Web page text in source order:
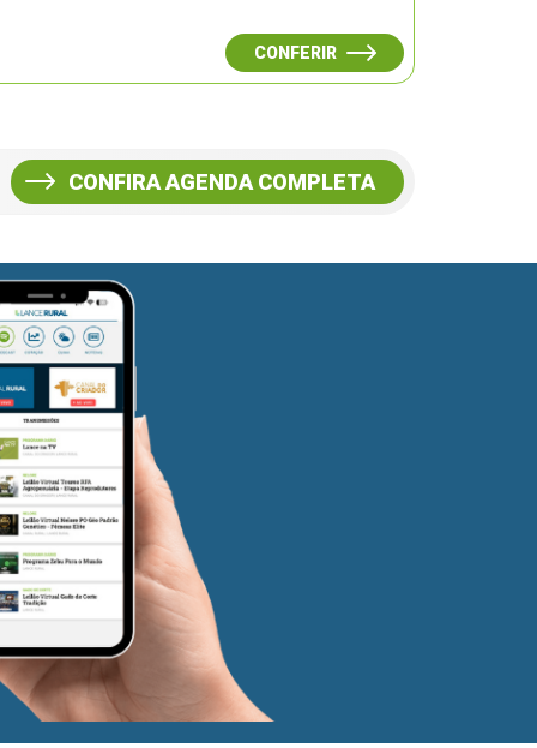
CONFERIR
CONFIRA AGENDA COMPLETA